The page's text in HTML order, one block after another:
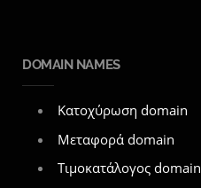
DOMAIN NAMES
Κατοχύρωση domain
Μεταφορά domain
Τιμοκατάλογος domain